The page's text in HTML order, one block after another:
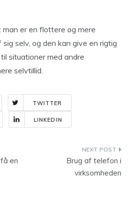
man er en flottere og mere
selv, og den kan give en rigtig
situationer med andre
selvtillid.
TWITTER
LINKEDIN
en
Brug af telefon i
virksomheden